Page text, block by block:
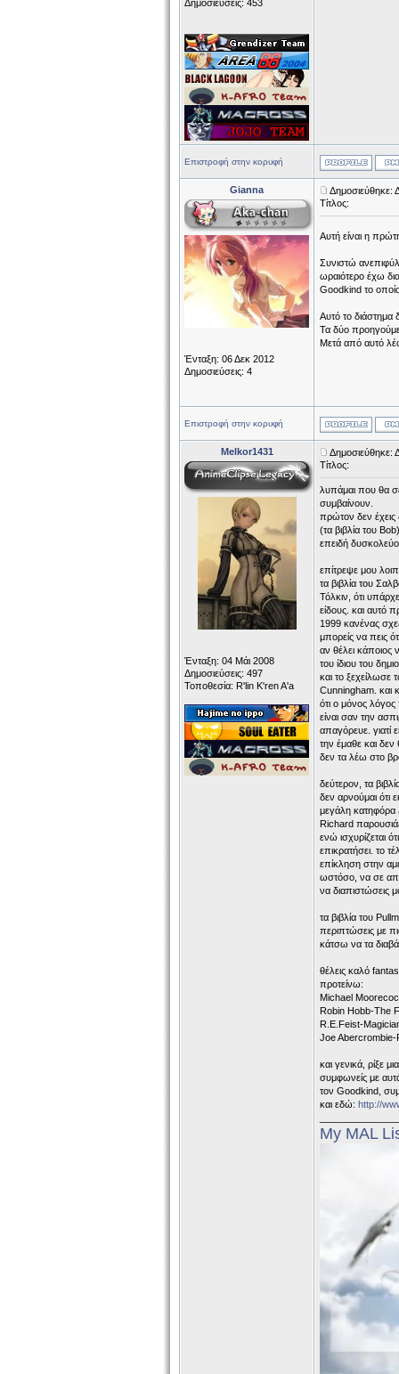
Δημοσιεύσεις: 453
Επιστροφή στην κορυφή
Gianna
Ένταξη: 06 Δεκ 2012
Δημοσιεύσεις: 4
Δημοσιεύθηκε:
Τίτλος:
Αυτή είναι η
Συνιστώ
ωραιότερο έχω
Goodkind το
Αυτό το διάστημα
Τα δύο
Μετά από αυτό
Επιστροφή στην κορυφή
Melkor1431
Ένταξη: 04 Μάι 2008
Δημοσιεύσεις: 497
Τοποθεσία: R'lin K'ren A'a
Δημοσιεύθηκε:
Τίτλος:
λυπάμαι που θα
συμβαίνουν.
πρώτον δεν έχεις
(τα βιβλία του
επειδή
επίτρεψε μου
τα βιβλία του
Τόλκιν, ότι
είδους. και αυτό
1999 κανένας
μπορείς να πεις
αν θέλει κάποιος
του ίδιου του
και το
Cunningham. και
ότι ο μόνος λόγος
είναι σαν την
απαγόρευε. γιατί
την έμαθε και δεν
δεν τα λέω στο
δεύτερον, τα
δεν αρνούμαι ότι
μεγάλη κατηφόρα
Richard
ενώ ισχυρίζεται
επικρατήσει. το
επίκληση στην
ωστόσο, να σε
να διαπιστώσεις
τα βιβλία του
περιπτώσεις με
κάτσω να τα
θέλεις καλό
προτείνω:
Michael
Robin Hobb-The
R.E.Feist-
Joe
και γενικά, ρίξε
συμφωνείς με
τον Goodkind,
και εδώ: http://
My MAL